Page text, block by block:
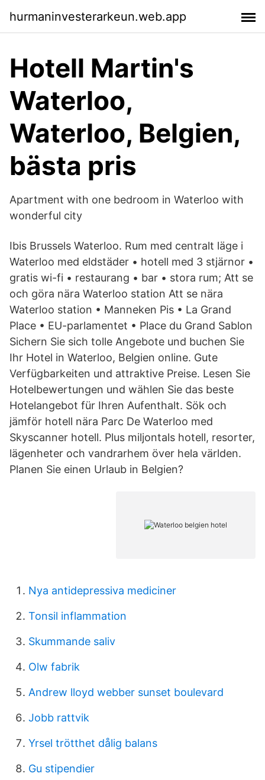
hurmaninvesterarkeun.web.app
Hotell Martin's
Waterloo,
Waterloo, Belgien,
bästa pris
Apartment with one bedroom in Waterloo with
wonderful city
Ibis Brussels Waterloo. Rum med centralt läge i
Waterloo med eldstäder • hotell med 3 stjärnor •
gratis wi-fi • restaurang • bar • stora rum; Att se
och göra nära Waterloo station Att se nära
Waterloo station • Manneken Pis • La Grand
Place • EU-parlamentet • Place du Grand Sablon
Sichern Sie sich tolle Angebote und buchen Sie
Ihr Hotel in Waterloo, Belgien online. Gute
Verfügbarkeiten und attraktive Preise. Lesen Sie
Hotelbewertungen und wählen Sie das beste
Hotelangebot für Ihren Aufenthalt. Sök och
jämför hotell nära Parc De Waterloo med
Skyscanner hotell. Plus miljontals hotell, resorter,
lägenheter och vandrarhem över hela världen.
Planen Sie einen Urlaub in Belgien?
Nya antidepressiva mediciner
Tonsil inflammation
Skummande saliv
Olw fabrik
Andrew lloyd webber sunset boulevard
Jobb rattvik
Yrsel trötthet dålig balans
Gu stipendier